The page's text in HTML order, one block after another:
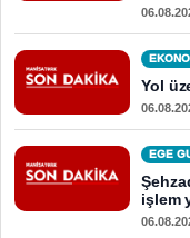
Yol
EGE
işlem